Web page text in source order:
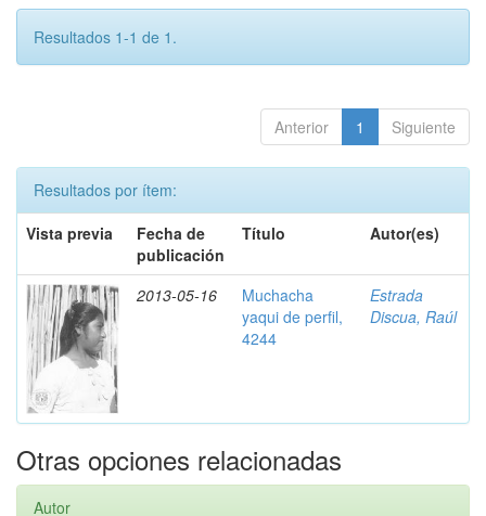
Resultados 1-1 de 1.
Anterior 1 Siguiente
Resultados por ítem:
Vista previa
Fecha de
publicación
Título Autor(es)
2013-05-16
Muchacha
yaqui de perfil,
4244
Estrada
Discua, Raúl
Otras opciones relacionadas
Autor